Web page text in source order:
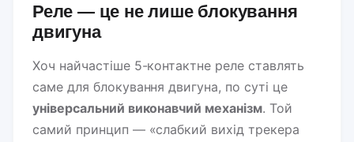
Реле — це не лише блокування
двигуна
Хоч найчастіше 5-контактне реле ставлять
саме для блокування двигуна, по суті це
універсальний виконавчий механізм. Той
самий принцип — «слабкий вихід трекера